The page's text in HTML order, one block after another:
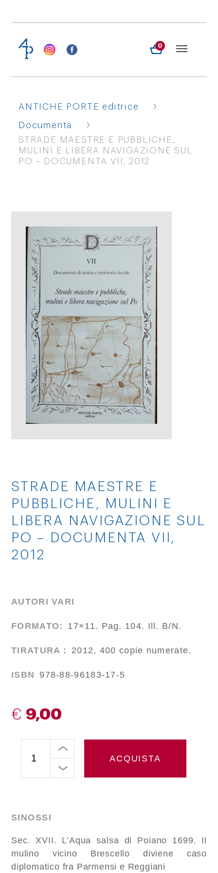
0
ANTICHE PORTE editrice ›
Documenta ›
STRADE MAESTRE E PUBBLICHE,
MULINI E LIBERA NAVIGAZIONE SUL
PO – DOCUMENTA VII, 2012
STRADE MAESTRE E
PUBBLICHE, MULINI E
LIBERA NAVIGAZIONE SUL
PO – DOCUMENTA VII,
2012
AUTORI VARI
FORMATO: 17×11. Pag. 104. Ill. B/N.
TIRATURA : 2012, 400 copie numerate.
ISBN 978-88-96183-17-5
€ 9,00
ACQUISTA
SINOSSI
Sec. XVII. L’Aqua salsa di Poiano 1699. Il
mulino vicino Brescello diviene caso
diplomatico fra Parmensi e Reggiani